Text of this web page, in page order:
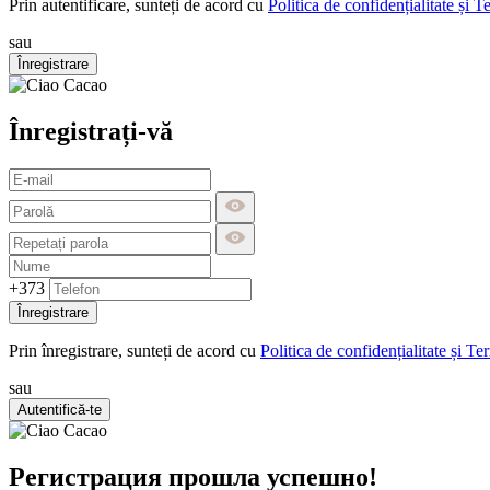
Prin autentificare, sunteți de acord cu Politica de confidențialitate și
sau
Înregistrare
Înregistrați-vă
+373
Înregistrare
Prin înregistrare, sunteți de acord cu Politica de confidențialitate și
sau
Autentifică-te
Регистрация прошла успешно!